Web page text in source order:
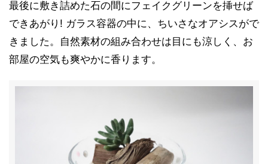
最後に敷き詰めた石の間にフェイクグリーンを挿せば
できあがり! ガラス容器の中に、ちいさなオアシスがで
きました。自然素材の組み合わせは目にも涼しく、お
部屋の空気も爽やかに香ります。